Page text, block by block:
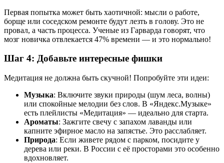
Первая попытка может быть хаотичной: мысли о работе,
борще или соседском ремонте будут лезть в голову. Это не
провал, а часть процесса. Ученые из Гарварда говорят, что
мозг новичка отвлекается 47% времени — и это нормально!
Шаг 4: Добавьте интересные фишки
Медитация не должна быть скучной! Попробуйте эти идеи:
Музыка: Включите звуки природы (шум леса, волны)
или спокойные мелодии без слов. В «Яндекс.Музыке»
есть плейлисты «Медитация» — идеально для старта.
Ароматы: Зажгите свечу с запахом лаванды или
капните эфирное масло на запястье. Это расслабляет.
Природа: Если живете рядом с парком, посидите у
дерева или реки. В России с её просторами это особенно
вдохновляет.